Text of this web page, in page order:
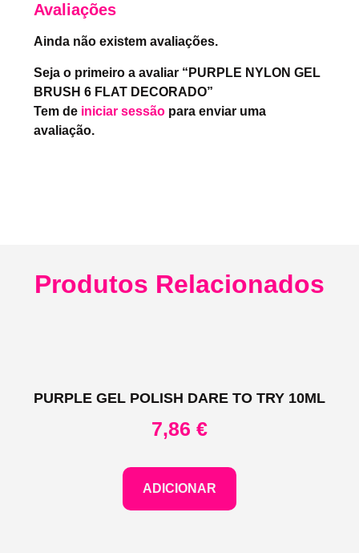
Avaliações
Ainda não existem avaliações.
Seja o primeiro a avaliar “PURPLE NYLON GEL
BRUSH 6 FLAT DECORADO”
Tem de iniciar sessão para enviar uma
avaliação.
Produtos Relacionados
PURPLE GEL POLISH DARE TO TRY 10ML
7,86 €
ADICIONAR